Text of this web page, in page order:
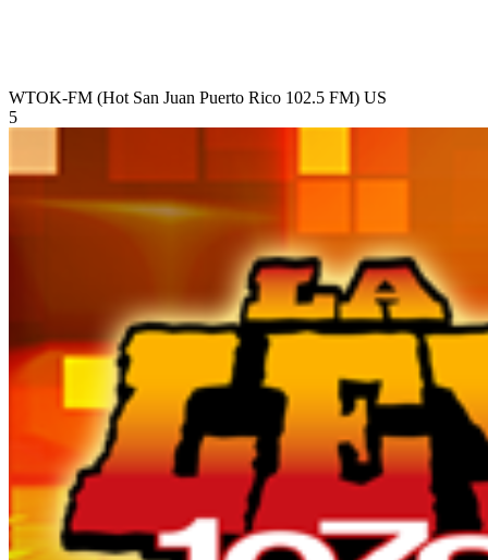
WTOK-FM (Hot San Juan Puerto Rico 102.5 FM) US
5